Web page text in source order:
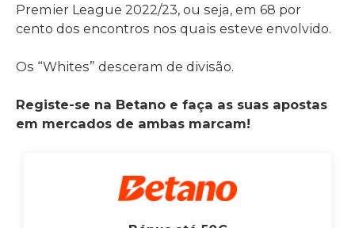
Premier League 2022/23, ou seja, em 68 por
cento dos encontros nos quais esteve envolvido.
Os “Whites” desceram de divisão.
Registe-se na Betano e faça as suas apostas
em mercados de ambas marcam!